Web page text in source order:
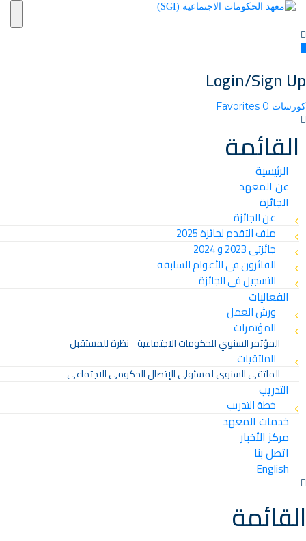
Login/Sign Up
كورسات Favorites 0
القائمة
الرئيسية
عن المعهد
الجائزة
عن الجائزة
ملف التقدم لجائزة 2025
جائزتى 2023 و 2024
الفائزون فى الأعوام السابقة
التسجيل فى الجائزة
الفعاليات
ورش العمل
المؤتمرات
المؤتمر السنوي للحكومات الاجتماعية - نظرة للمستقبل
الملتقيات
الملتقى السنوي لمسئولي الإتصال الحكومي الاجتماعي
التدريب
خطة التدريب
خدمات المعهد
مركز الأخبار
اتصل بنا
English
القائمة